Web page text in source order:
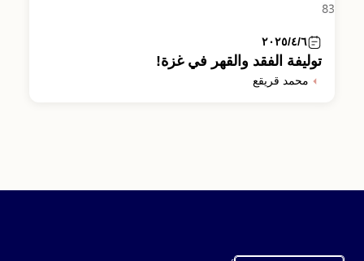
٢٠٢٥/٤/٦
توليفة الفقد والقهر في غزة!
محمد قريقع